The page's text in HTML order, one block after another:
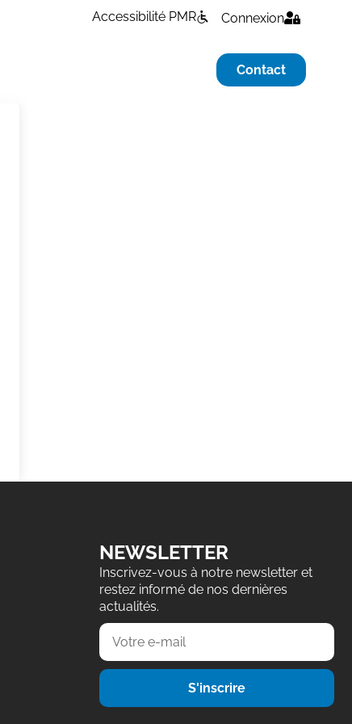
Accessibilité PMR Connexion
Contact
NEWSLETTER
Inscrivez-vous à notre newsletter et
restez informé de nos dernières
actualités.
S'inscrire